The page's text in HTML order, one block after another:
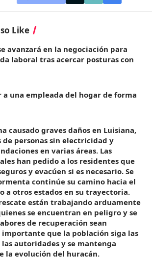
Like
avanzará en la negociación para
laboral tras acercar posturas con
a una empleada del hogar de forma
causado graves daños en Luisiana,
de personas sin electricidad y
en varias áreas. Las
han pedido a los residentes que
y evacúen si es necesario. Se
continúe su camino hacia el
a otros estados en su trayectoria.
están trabajando arduamente
se encuentran en peligro y se
de recuperación sean
importante que la población siga las
autoridades y se mantenga
la evolución del huracán.